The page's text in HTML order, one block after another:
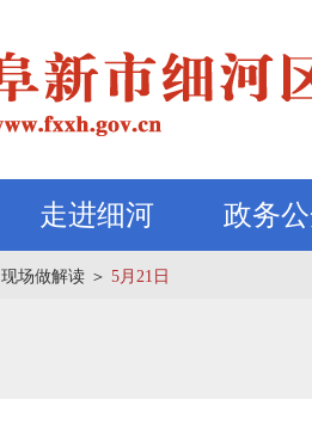
走进细河 政务
现场做解读 ＞ 5月21日